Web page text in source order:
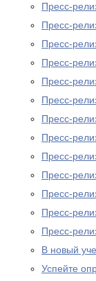
Пресс-
Пресс-
Пресс-
Пресс-
Пресс-
Пресс-
Пресс-
Пресс-
Пресс-
Пресс-
Пресс-
Пресс-
Пресс-
В новый
Успейте